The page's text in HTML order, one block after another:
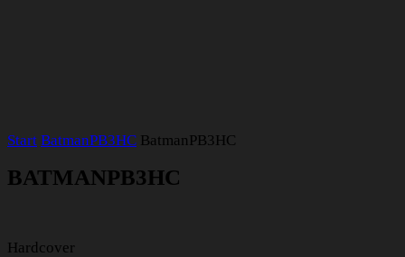
Start BatmanPB3HC BatmanPB3HC
BATMANPB3HC
Hardcover